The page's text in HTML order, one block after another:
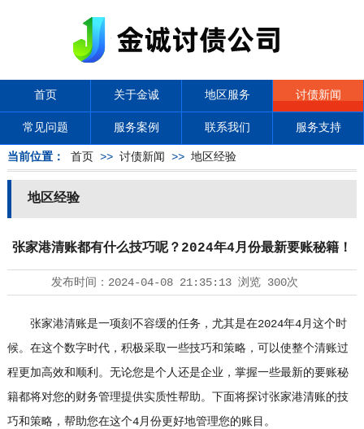
首页 关于金诚 地区服务 讨债新闻
常见问题 服务案例 联系我们 服务支持
当前位置： 首页 >> 讨债新闻 >> 地区经验
地区经验
张家港清账都有什么技巧呢？2024年4月份最新要账秘籍！
发布时间： 2024-04-08 21:35:13浏览 300次
张家港清账是一项刻不容缓的任务，尤其是在2024年4月这个时
候。在这个数字时代，积极采取一些技巧和策略，可以使整个清账过
程更加高效和顺利。无论您是个人还是企业，掌握一些最新的要账秘
籍都将对您的财务管理提供实质性帮助。下面将探讨张家港清账的技
巧和策略，帮助您在这个4月份更好地管理您的账目。